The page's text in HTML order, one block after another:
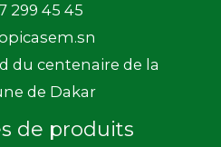
299 45 45
du centenaire de la
de Dakar
de produits